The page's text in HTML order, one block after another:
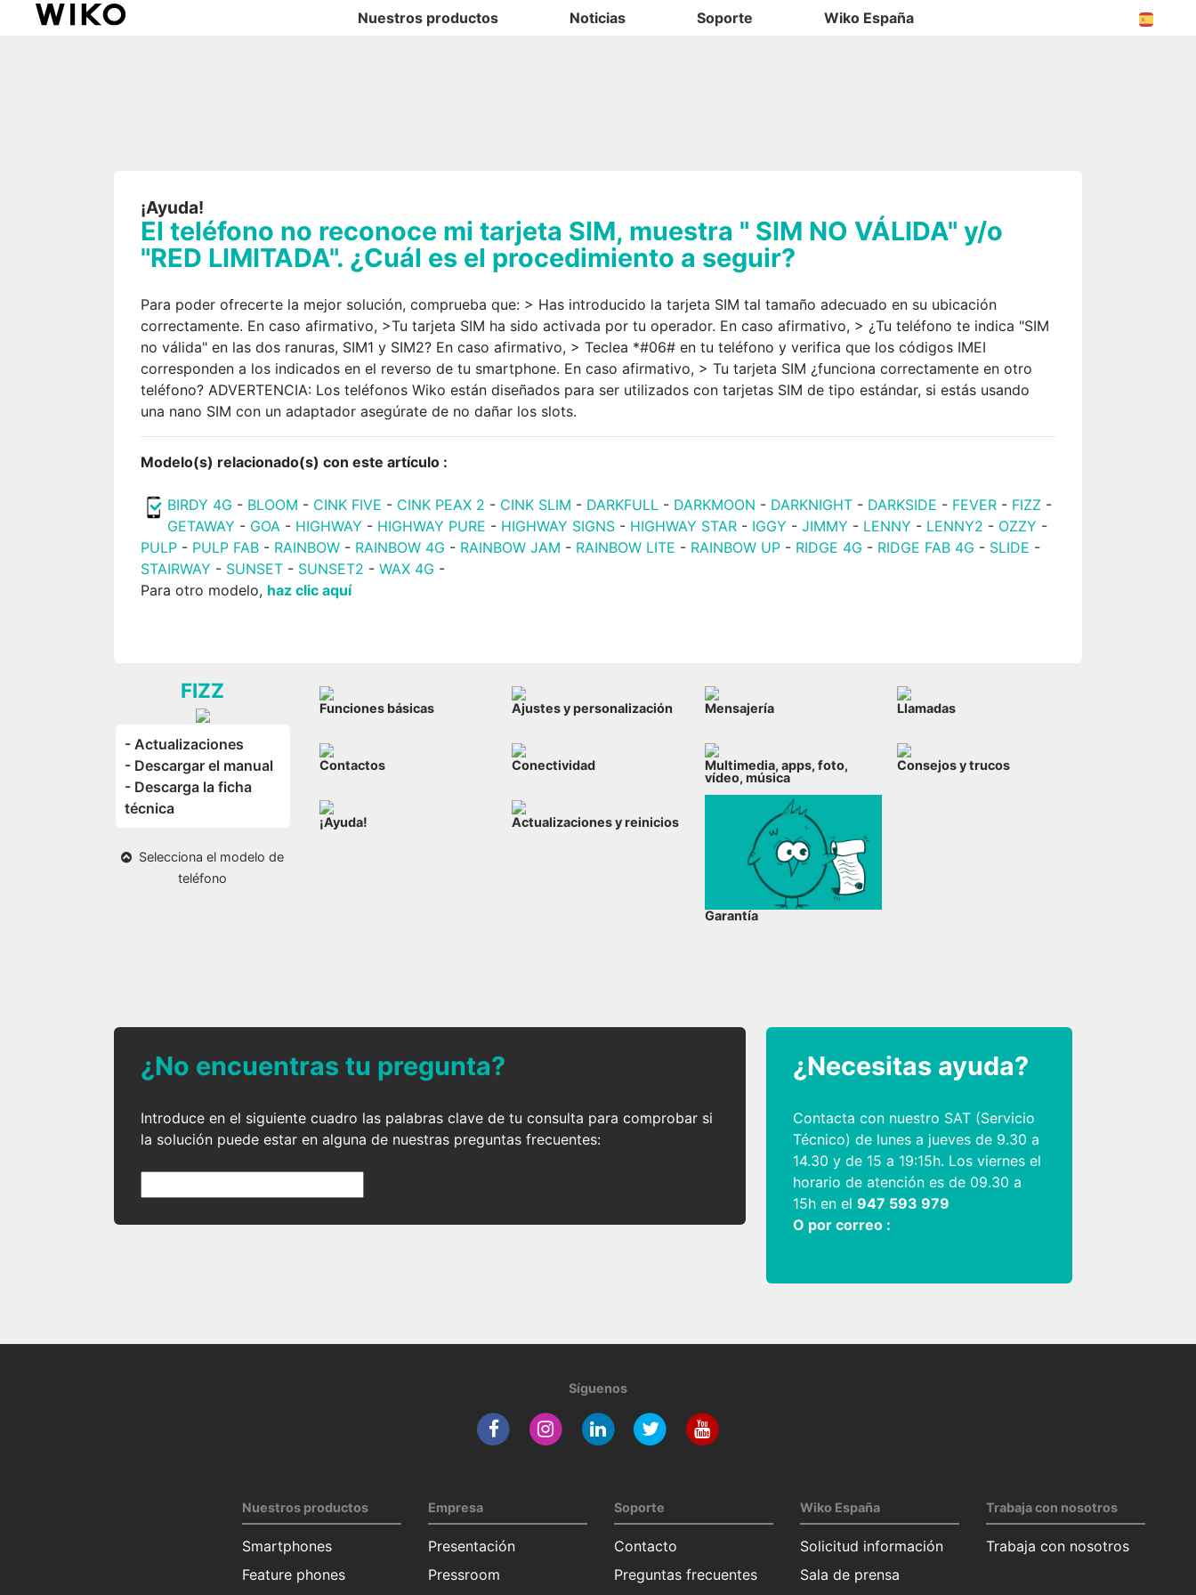
Nuestros productos Noticias Soporte Wiko España
¡Ayuda!
El teléfono no reconoce mi tarjeta SIM, muestra " SIM NO VÁLIDA" y/o
"RED LIMITADA". ¿Cuál es el procedimiento a seguir?
Para poder ofrecerte la mejor solución, comprueba que: > Has introducido la tarjeta SIM tal tamaño adecuado en su ubicación
correctamente. En caso afirmativo, >Tu tarjeta SIM ha sido activada por tu operador. En caso afirmativo, > ¿Tu teléfono te indica "SIM
no válida" en las dos ranuras, SIM1 y SIM2? En caso afirmativo, > Teclea *#06# en tu teléfono y verifica que los códigos IMEI
corresponden a los indicados en el reverso de tu smartphone. En caso afirmativo, > Tu tarjeta SIM ¿funciona correctamente en otro
teléfono? ADVERTENCIA: Los teléfonos Wiko están diseñados para ser utilizados con tarjetas SIM de tipo estándar, si estás usando
una nano SIM con un adaptador asegúrate de no dañar los slots.
Modelo(s) relacionado(s) con este artículo :
BIRDY 4G - BLOOM - CINK FIVE - CINK PEAX 2 - CINK SLIM - DARKFULL - DARKMOON - DARKNIGHT - DARKSIDE - FEVER - FIZZ -
GETAWAY - GOA - HIGHWAY - HIGHWAY PURE - HIGHWAY SIGNS - HIGHWAY STAR - IGGY -JIMMY - LENNY - LENNY2 - OZZY -
PULP - PULP FAB - RAINBOW - RAINBOW 4G - RAINBOW JAM - RAINBOW LITE - RAINBOW UP - RIDGE 4G - RIDGE FAB 4G - SLIDE -
STAIRWAY - SUNSET - SUNSET2 -WAX 4G -
Para otro modelo, haz clic aquí
FIZZ
- Actualizaciones
- Descargar el manual
- Descarga la ficha
técnica
Selecciona el modelo de
teléfono
Funciones básicas Ajustes y personalización Mensajería Llamadas
Contactos Conectividad
Multimedia, apps, foto,
vídeo, música
Consejos y trucos
¡Ayuda! Actualizaciones y reinicios
Garantía
¿No encuentras tu pregunta?
Introduce en el siguiente cuadro las palabras clave de tu consulta para comprobar si
la solución puede estar en alguna de nuestras preguntas frecuentes:
¿Necesitas ayuda?
Contacta con nuestro SAT (Servicio
Técnico) de lunes a jueves de 9.30 a
14.30 y de 15 a 19:15h. Los viernes el
horario de atención es de 09.30 a
15h en el 947 593 979
O por correo :
Síguenos
Nuestros productos
Smartphones
Feature phones
Empresa
Presentación
Pressroom
Soporte
Contacto
Preguntas frecuentes
Wiko España
Solicitud información
Sala de prensa
Trabaja con nosotros
Trabaja con nosotros